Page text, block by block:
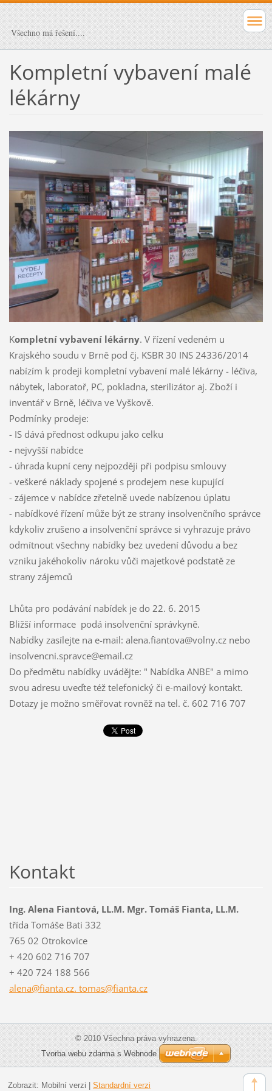
Všechno má řešení....
Kompletní vybavení malé
lékárny
Kompletní vybavení lékárny. V řízení vedeném u
Krajského soudu v Brně pod čj. KSBR 30 INS 24336/2014
nabízím k prodeji kompletní vybavení malé lékárny - léčiva,
nábytek, laboratoř, PC, pokladna, sterilizátor aj. Zboží i
inventář v Brně, léčiva ve Vyškově.
Podmínky prodeje:
- IS dává přednost odkupu jako celku
- nejvyšší nabídce
- úhrada kupní ceny nejpozději při podpisu smlouvy
- veškeré náklady spojené s prodejem nese kupující
- zájemce v nabídce zřetelně uvede nabízenou úplatu
- nabídkové řízení může být ze strany insolvenčního správce
kdykoliv zrušeno a insolvenční správce si vyhrazuje právo
odmítnout všechny nabídky bez uvedení důvodu a bez
vzniku jakéhokoliv nároku vůči majetkové podstatě ze
strany zájemců
Lhůta pro podávání nabídek je do 22. 6. 2015
Bližší informace podá insolvenční správkyně.
Nabídky zasílejte na e-mail: alena.fiantova@volny.cz nebo
insolvencni.spravce@email.cz
Do předmětu nabídky uvádějte: " Nabídka ANBE" a mimo
svou adresu uveďte též telefonický či e-mailový kontakt.
Dotazy je možno směřovat rovněž na tel. č. 602 716 707
Kontakt
Ing. Alena Fiantová, LL.M. Mgr. Tomáš Fianta, LL.M.
třída Tomáše Bati 332
765 02 Otrokovice
+ 420 602 716 707
+ 420 724 188 566
alena@fianta.cz. tomas@fianta.cz
© 2010 Všechna práva vyhrazena.
Tvorba webu zdarma s Webnode
Zobrazit: Mobilní verzi Standardní verzi